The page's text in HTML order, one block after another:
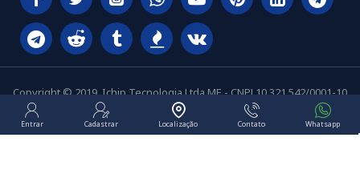
Copyright © 2019, Ichip Tecnologia Ltda ME - CNPJ 10.321.542/0001-10
Entrar Cadastrar Localização Contato Whatsapp